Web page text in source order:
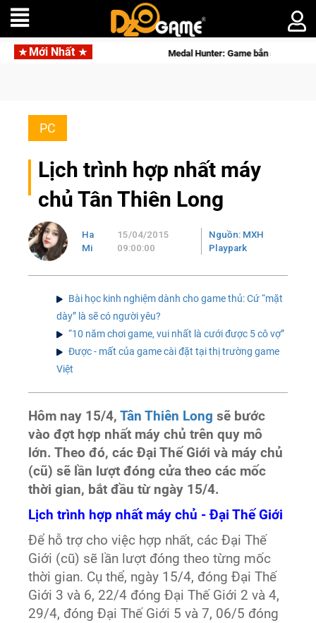
Mới Nhất
lý siêu thực Medal Hunter: Game bắn súng PvP tọa độ
PC
Lịch trình hợp nhất máy
chủ Tân Thiên Long
Ha
Mi
15/04/2015
09:00:00
Nguồn: MXH
Playpark
Bài học kinh nghiệm dành cho game thủ: Cứ “mặt
dày” là sẽ có người yêu?
“10 năm chơi game, vui nhất là cưới được 5 cô vợ”
Được - mất của game cài đặt tại thị trường game
Việt
Hôm nay 15/4,Tân Thiên Long sẽ bước
vào đợt hợp nhất máy chủ trên quy mô
lớn. Theo đó, các Đại Thế Giới và máy chủ
(cũ) sẽ lần lượt đóng cửa theo các mốc
thời gian, bắt đầu từ ngày 15/4.
Lịch trình hợp nhất máy chủ - Đại Thế Giới
Để hỗ trợ cho việc hợp nhất, các Đại Thế
Giới (cũ) sẽ lần lượt đóng theo từng mốc
thời gian. Cụ thể, ngày 15/4, đóng Đại Thế
Giới 3 và 6, 22/4 đóng Đại Thế Giới 2 và 4,
29/4, đóng Đại Thế Giới 5 và 7, 06/5 đóng